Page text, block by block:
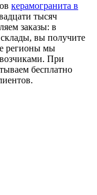
керамогранита в
тысяч
заказы: в
вы получите
регионы мы
При
бесплатно